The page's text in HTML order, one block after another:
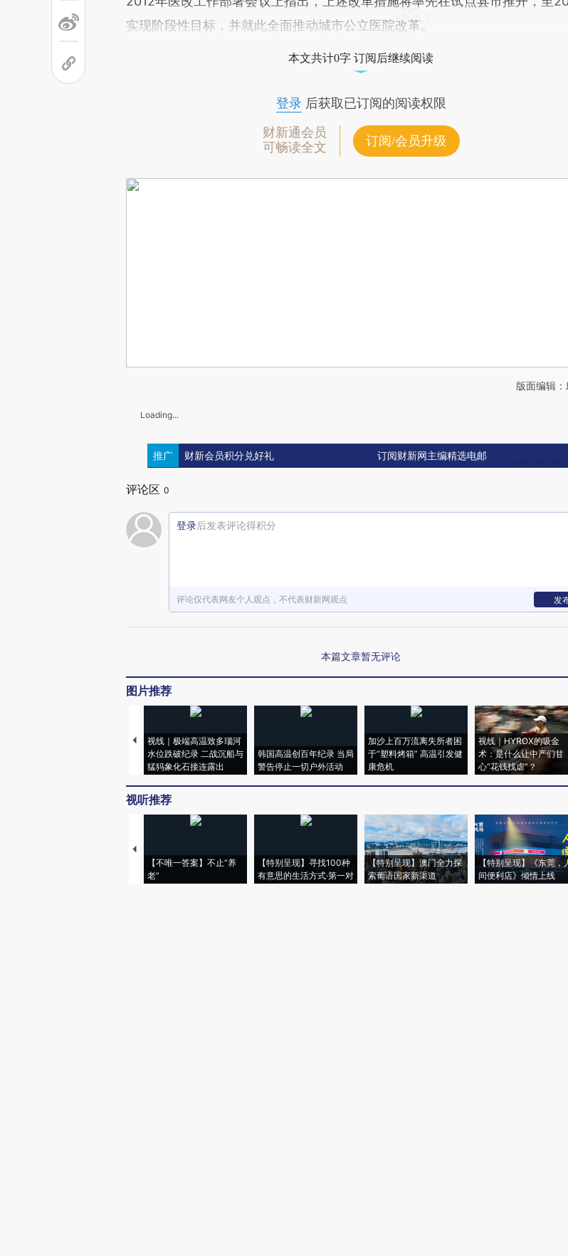
实现阶段性目标，并就此全面推动城市公立医院改革。
本文共计0字 订阅后继续阅读
登录后获取已订阅的阅读权限
财新通会员
可畅读全文
订阅/会员升级
版面编辑
Loading...
推广 财新会员积分兑好礼 订阅财新网主编精选电邮
评论区 0
登录后发表评论得积分
评论仅代表网友个人观点，不代表财新网观点 发
本篇文章暂无评论
图片推荐
视线｜极端高温致多瑙河
水位跌破纪录 二战沉船与
猛犸象化石接连露出
韩国高温创百年纪录 当局
警告停止一切户外活动
加沙上百万流离失所者困
于“塑料烤箱” 高温引发健
康危机
视线｜HYROX的吸金
术：是什么让中产们甘
心“花钱找虐”？
视听推荐
【不唯一答案】不止“养
老”
【特别呈现】寻找100种
有意思的生活方式·第一对
【特别呈现】澳门全力探
索葡语国家新渠道
【特别呈现】《东莞，
间便利店》倾情上线